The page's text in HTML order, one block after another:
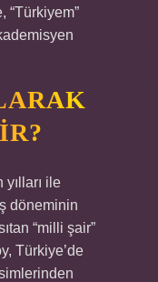
“Türkiyem”
ile
döneminin
“milli şair”
Türkiye’de